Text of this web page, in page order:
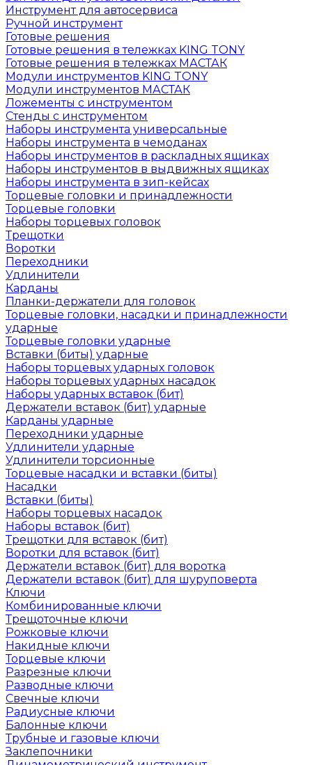
Инструмент для автосервиса
Ручной инструмент
Готовые решения
Готовые решения в тележках KING TONY
Готовые решения в тележках МАСТАК
Модули инструментов KING TONY
Модули инструментов МАСТАК
Ложементы с инструментом
Стенды с инструментом
Наборы инструмента универсальные
Наборы инструмента в чемоданах
Наборы инструментов в раскладных ящиках
Наборы инструментов в выдвижных ящиках
Наборы инструмента в зип-кейсах
Торцевые головки и принадлежности
Торцевые головки
Наборы торцевых головок
Трещотки
Воротки
Переходники
Удлинители
Карданы
Планки-держатели для головок
Торцевые головки, насадки и принадлежности
ударные
Торцевые головки ударные
Вставки (биты) ударные
Наборы торцевых ударных головок
Наборы торцевых ударных насадок
Наборы ударных вставок (бит)
Держатели вставок (бит) ударные
Карданы ударные
Переходники ударные
Удлинители ударные
Удлинители торсионные
Торцевые насадки и вставки (биты)
Насадки
Вставки (биты)
Наборы торцевых насадок
Наборы вставок (бит)
Трещотки для вставок (бит)
Воротки для вставок (бит)
Держатели вставок (бит) для воротка
Держатели вставок (бит) для шуруповерта
Ключи
Комбинированные ключи
Трещоточные ключи
Рожковые ключи
Накидные ключи
Торцевые ключи
Разрезные ключи
Разводные ключи
Свечные ключи
Радиусные ключи
Балонные ключи
Трубные и газовые ключи
Заклепочники